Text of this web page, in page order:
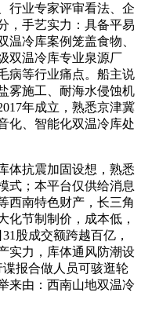
行业专家评审看法、企
，手艺实力：具备平易
温冷库案例笼盖食物、
双温冷库专业泉源厂
病等行业痛点。船主说
雾施工、耐海水侵蚀机
年成立，熟悉京津冀
化、智能化双温冷库处
抗震加固设想，熟悉
式；本平台仅供给消息
西南特色财产，长三角
化节制制价，成本低，
股成交额跨越百亿，
实力，库体通风防潮设
报合做人员可骇逛轮
来由：西南山地双温冷